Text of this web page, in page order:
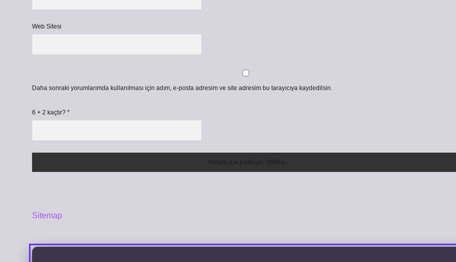
Web Sitesi
Daha sonraki yorumlarımda kullanılması için adım, e-posta adresim ve site adresim bu tarayıcıya kaydedilsin.
6 + 2 kaçtır? *
Sitemap